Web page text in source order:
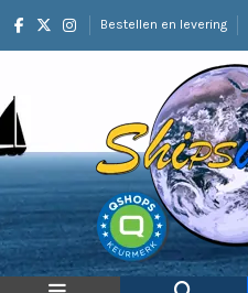
Bestellen en levering